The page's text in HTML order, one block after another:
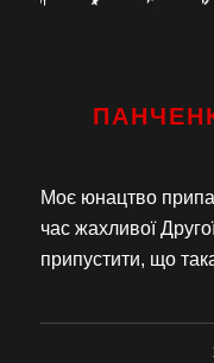
Моє юнацтво
час жахливої
припустити, що